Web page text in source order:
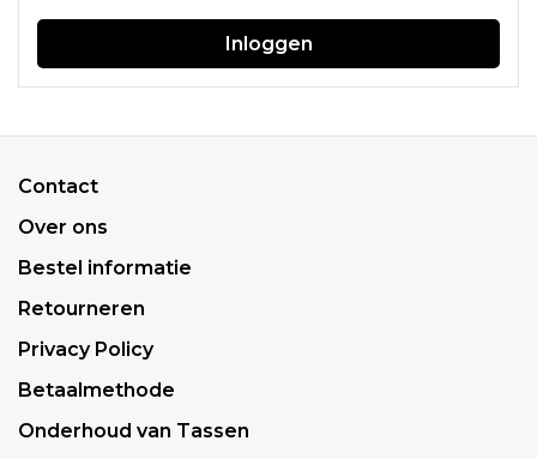
Inloggen
Contact
Over ons
Bestel informatie
Retourneren
Privacy Policy
Betaalmethode
Onderhoud van Tassen